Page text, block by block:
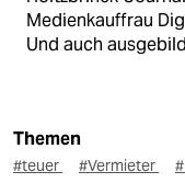
Medienkauffrau
Und auch
Themen
#teuer #Vermieter